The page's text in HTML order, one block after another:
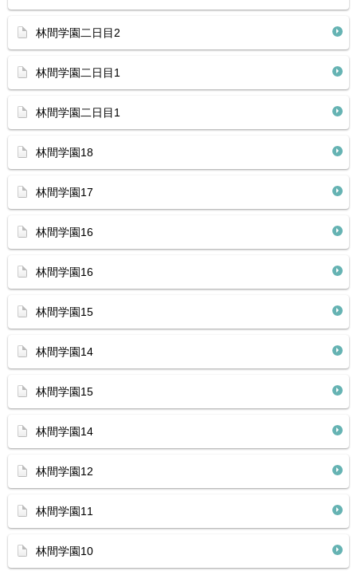
林間学園二日目2
林間学園二日目1
林間学園二日目1
林間学園18
林間学園17
林間学園16
林間学園16
林間学園15
林間学園14
林間学園15
林間学園14
林間学園12
林間学園11
林間学園10